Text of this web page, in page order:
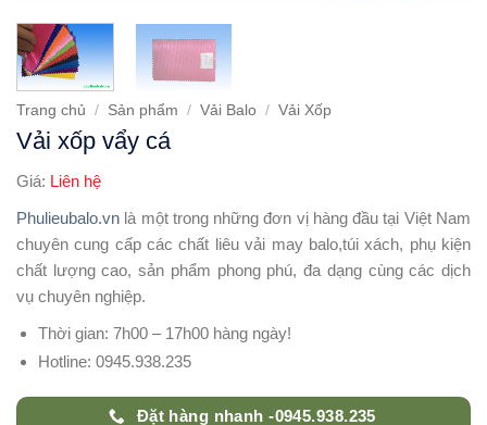
Trang chủ / Sản phẩm / Vải Balo / Vải Xốp
Vải xốp vẩy cá
Giá: Liên hệ
Phulieubalo.vn là một trong những đơn vị hàng đầu tại Việt Nam
chuyên cung cấp các chất liêu vải may balo,túi xách, phụ kiện
chất lượng cao, sản phẩm phong phú, đa dạng cùng các dịch
vụ chuyên nghiệp.
Thời gian: 7h00 – 17h00 hàng ngày!
Hotline: 0945.938.235
Đặt hàng nhanh -0945.938.235